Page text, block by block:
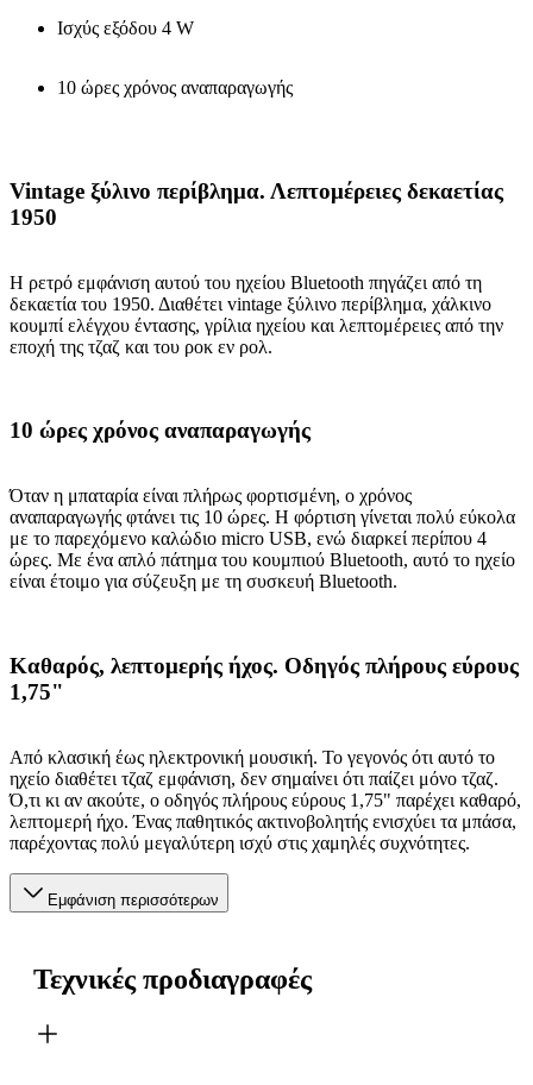
Ισχύς εξόδου 4 W
10 ώρες χρόνος αναπαραγωγής
Vintage ξύλινο περίβλημα. Λεπτομέρειες δεκαετίας
1950
Η ρετρό εμφάνιση αυτού του ηχείου Bluetooth πηγάζει από τη
δεκαετία του 1950. Διαθέτει vintage ξύλινο περίβλημα, χάλκινο
κουμπί ελέγχου έντασης, γρίλια ηχείου και λεπτομέρειες από την
εποχή της τζαζ και του ροκ εν ρολ.
10 ώρες χρόνος αναπαραγωγής
Όταν η μπαταρία είναι πλήρως φορτισμένη, ο χρόνος
αναπαραγωγής φτάνει τις 10 ώρες. Η φόρτιση γίνεται πολύ εύκολα
με το παρεχόμενο καλώδιο micro USB, ενώ διαρκεί περίπου 4
ώρες. Με ένα απλό πάτημα του κουμπιού Bluetooth, αυτό το ηχείο
είναι έτοιμο για σύζευξη με τη συσκευή Bluetooth.
Καθαρός, λεπτομερής ήχος. Οδηγός πλήρους εύρους
1,75"
Από κλασική έως ηλεκτρονική μουσική. Το γεγονός ότι αυτό το
ηχείο διαθέτει τζαζ εμφάνιση, δεν σημαίνει ότι παίζει μόνο τζαζ.
Ό,τι κι αν ακούτε, ο οδηγός πλήρους εύρους 1,75" παρέχει καθαρό,
λεπτομερή ήχο. Ένας παθητικός ακτινοβολητής ενισχύει τα μπάσα,
παρέχοντας πολύ μεγαλύτερη ισχύ στις χαμηλές συχνότητες.
Εμφάνιση περισσότερων
Τεχνικές προδιαγραφές